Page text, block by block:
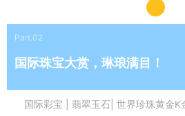
Part.02
国际珠宝大赏，琳琅满目！
国际彩宝 | 翡翠玉石| 世界珍珠黄金